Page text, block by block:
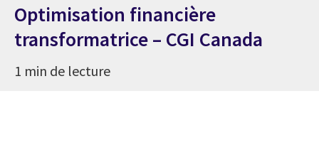
Optimisation financière
transformatrice – CGI Canada
1 min de lecture